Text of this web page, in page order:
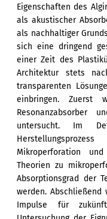
Eigenschaften des
als akustischer
als nachhaltiger
sich eine dringend
einer Zeit des
Architektur stets
transparenten
einbringen. Zuerst
Resonanzabsorber
untersucht. Im
Mikroperforation
Theorien zu
Absorptionsgrad der
werden. Abschließend
Impulse für